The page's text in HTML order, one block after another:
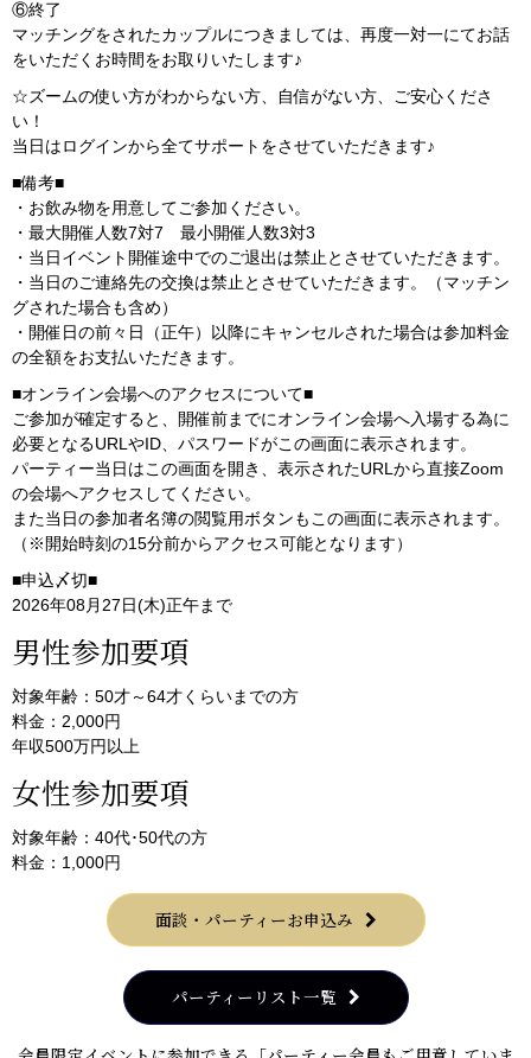
⑥終了
マッチングをされたカップルにつきましては、再度一対一にてお話
をいただくお時間をお取りいたします♪
☆ズームの使い方がわからない方、自信がない方、ご安心くださ
い！
当日はログインから全てサポートをさせていただきます♪
■備考■
・お飲み物を用意してご参加ください。
・最大開催人数7対7 最小開催人数3対3
・当日イベント開催途中でのご退出は禁止とさせていただきます。
・当日のご連絡先の交換は禁止とさせていただきます。（マッチン
グされた場合も含め）
・開催日の前々日（正午）以降にキャンセルされた場合は参加料金
の全額をお支払いただきます。
■オンライン会場へのアクセスについて■
ご参加が確定すると、開催前までにオンライン会場へ入場する為に
必要となるURLやID、パスワードがこの画面に表示されます。
パーティー当日はこの画面を開き、表示されたURLから直接Zoom
の会場へアクセスしてください。
また当日の参加者名簿の閲覧用ボタンもこの画面に表示されます。
（※開始時刻の15分前からアクセス可能となります）
■申込〆切■
2026年08月27日(木)正午まで
男性参加要項
対象年齢：50才～64才くらいまでの方
料金：2,000円
年収500万円以上
女性参加要項
対象年齢：40代･50代の方
料金：1,000円
面談・パーティーお申込み
パーティーリスト一覧